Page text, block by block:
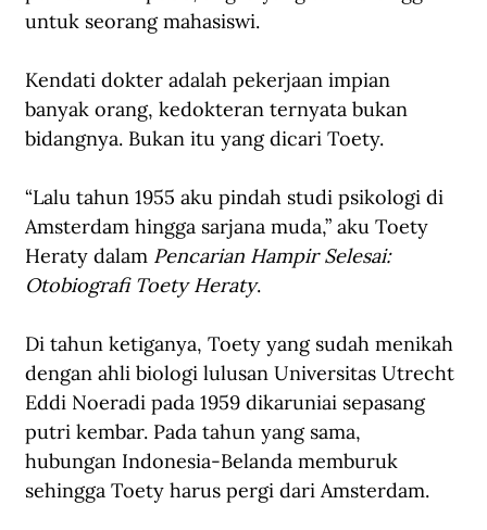
untuk seorang mahasiswi.
Kendati dokter adalah pekerjaan impian
banyak orang, kedokteran ternyata bukan
bidangnya. Bukan itu yang dicari Toety.
“Lalu tahun 1955 aku pindah studi psikologi di
Amsterdam hingga sarjana muda,” aku Toety
Heraty dalam Pencarian Hampir Selesai:
Otobiografi Toety Heraty.
Di tahun ketiganya, Toety yang sudah menikah
dengan ahli biologi lulusan Universitas Utrecht
Eddi Noeradi pada 1959 dikaruniai sepasang
putri kembar. Pada tahun yang sama,
hubungan Indonesia-Belanda memburuk
sehingga Toety harus pergi dari Amsterdam.